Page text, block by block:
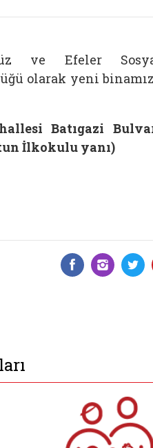
ve Efeler
olarak yeni
Batıgazi
İlkokulu yanı)